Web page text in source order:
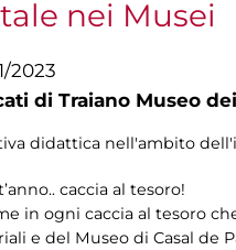
nei Musei
2023
di Traiano Museo
didattica nell'ambito
caccia al tesoro!
in ogni caccia al tesoro
e del Museo di Casal de